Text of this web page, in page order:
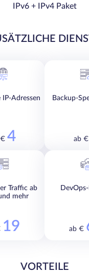
IPv6 + IPv4 Paket
IP-Adressen
4
Backup-
ab €
Traffic ab
mehr
19 ab €
VORTEILE